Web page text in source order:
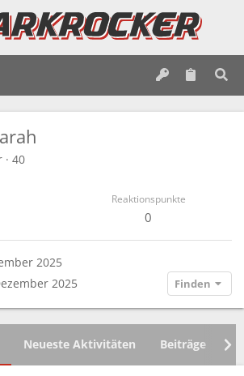
· 40
Reaktionspunkte
0
2025
2025 Finden
Neueste Aktivitäten Beiträge